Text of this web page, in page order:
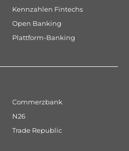
Kennzahlen Fintechs
Open Banking
Plattform-Banking
Commerzbank
N26
Trade Republic